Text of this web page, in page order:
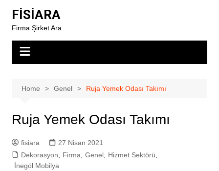
content
FİSİARA
Firma Şirket Ara
Home Genel Ruja Yemek Odası Takımı
Ruja Yemek Odası Takımı
fisiara
27 Nisan 2021
Dekorasyon
Firma Genel, Hizmet Sektörü
İnegöl Mobilya